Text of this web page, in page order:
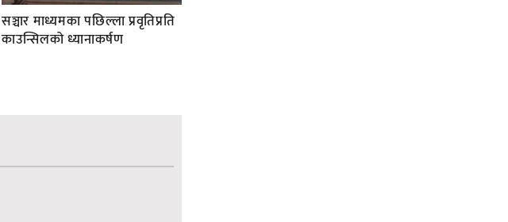
सञ्चार माध्यमका पछिल्ला प्रवृतिप्रति
काउन्सिलको ध्यानाकर्षण